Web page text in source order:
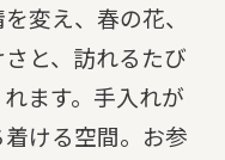
変え、春の花、
と、訪れるたび
ます。手入れが
ける空間。お参